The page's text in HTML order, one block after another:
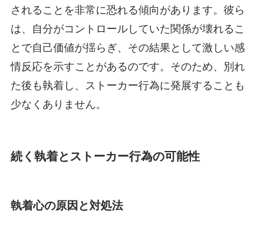
されることを非常に恐れる傾向があります。彼ら
は、自分がコントロールしていた関係が壊れるこ
とで自己価値が揺らぎ、その結果として激しい感
情反応を示すことがあるのです。そのため、別れ
た後も執着し、ストーカー行為に発展することも
少なくありません。
続く執着とストーカー行為の可能性
執着心の原因と対処法